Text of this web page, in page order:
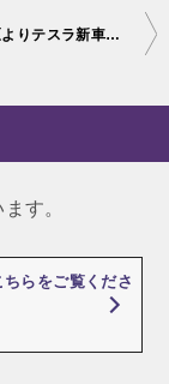
東京都葛飾区よりテスラ新車テスラモデルＸでお越しのK様、この度はセラミックプロ9H4層（プラス1層プレゼント）のご依頼ありがとうございます。
す。
らをご覧くださ